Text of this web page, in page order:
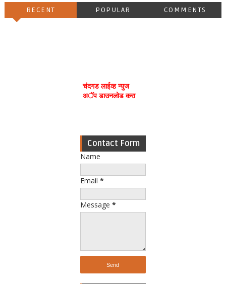
RECENT POPULAR COMMENTS
चंदगड लाईव्ह न्युज
अॅप डाउनलोड करा
Contact Form
Name
Email *
Message *